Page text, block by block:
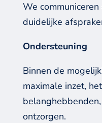
We
duidelijke
Ondersteuning
Binnen de
maximale inzet,
ontzorgen.